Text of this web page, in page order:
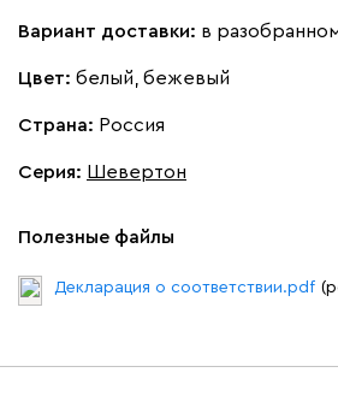
Вариант доставки: в
Цвет: белый, бежевый
Страна: Россия
Серия: Шевертон
Полезные файлы
Декларация о соответствии.pdf